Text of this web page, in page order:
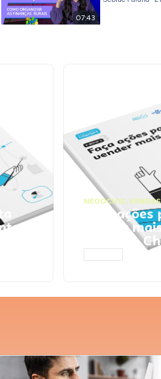
07:43
NEGÓCIOS, VENDAS
Faça
vender
Prompts